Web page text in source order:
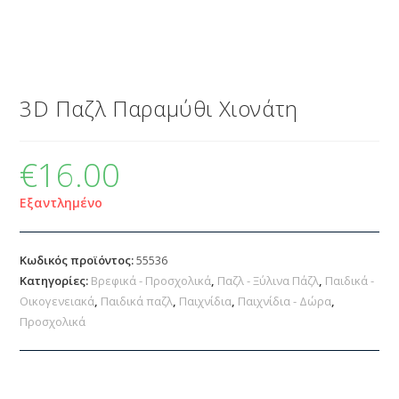
3D Παζλ Παραμύθι Χιονάτη
€16.00
Εξαντλημένο
Κωδικός προϊόντος:55536
Κατηγορίες: Βρεφικά - Προσχολικά, Παζλ - Ξύλινα Πάζλ, Παιδικά -
Οικογενειακά, Παιδικά παζλ, Παιχνίδια, Παιχνίδια - Δώρα,
Προσχολικά